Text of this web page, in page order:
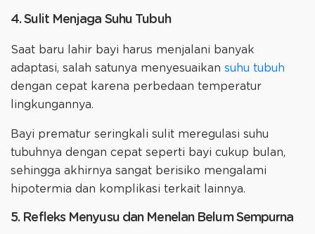
4. Sulit Menjaga Suhu Tubuh
Saat baru lahir bayi harus menjalani banyak
adaptasi, salah satunya menyesuaikan suhu tubuh
dengan cepat karena perbedaan temperatur
lingkungannya.
Bayi prematur seringkali sulit meregulasi suhu
tubuhnya dengan cepat seperti bayi cukup bulan,
sehingga akhirnya sangat berisiko mengalami
hipotermia dan komplikasi terkait lainnya.
5. Refleks Menyusu dan Menelan Belum Sempurna